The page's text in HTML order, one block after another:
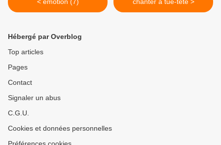
Hébergé par Overblog
Top articles
Pages
Contact
Signaler un abus
C.G.U.
Cookies et données personnelles